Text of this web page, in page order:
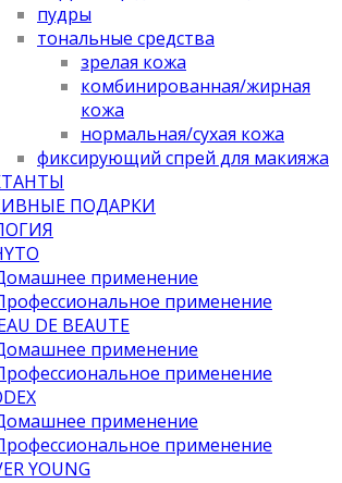
пудры
тональные средства
зрелая кожа
комбинированная/жирная
кожа
нормальная/cухая кожа
фиксирующий спрей для макияжа
ПОДАРКИ
применение
применение
DE BEAUTE
применение
применение
применение
применение
YOUNG